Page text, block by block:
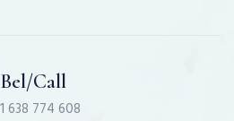
Bel/Call
638 774 608